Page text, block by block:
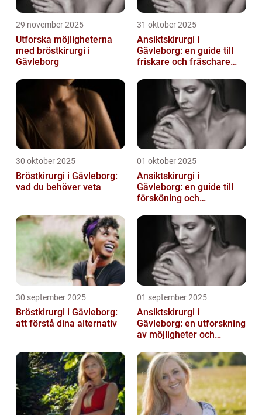
29 november 2025
Utforska möjligheterna
med bröstkirurgi i
Gävleborg
31 oktober 2025
Ansiktskirurgi i
Gävleborg: en guide till
friskare och fräschare
30 oktober 2025
Bröstkirurgi i Gävleborg:
vad du behöver veta
01 oktober 2025
Ansiktskirurgi i
Gävleborg: en guide till
försköning och
30 september 2025
Bröstkirurgi i Gävleborg:
att förstå dina alternativ
01 september 2025
Ansiktskirurgi i
Gävleborg: en utforskning
av möjligheter och